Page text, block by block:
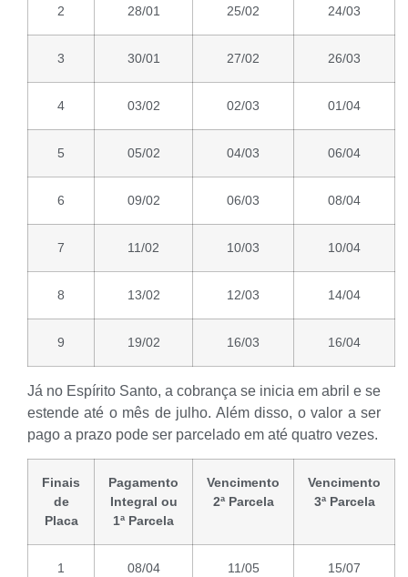
2 28/01 25/02 24/03
3 30/01 27/02 26/03
4 03/02 02/03 01/04
5 05/02 04/03 06/04
6 09/02 06/03 08/04
7 11/02 10/03 10/04
8 13/02 12/03 14/04
9 19/02 16/03 16/04
Já no Espírito Santo, a cobrança se inicia em abril e se
estende até o mês de julho. Além disso, o valor a ser
pago a prazo pode ser parcelado em até quatro vezes.
Finais
de
Placa
Pagamento
Integral ou
1ª Parcela
Vencimento
2ª Parcela
Vencimento
3ª Parcela
1 08/04 11/05 15/07